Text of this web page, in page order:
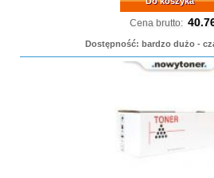
Cena brutto:
Dostępność: bardzo dużo -